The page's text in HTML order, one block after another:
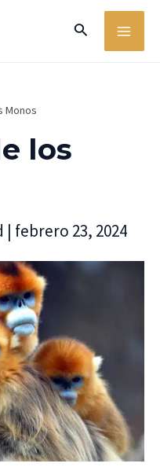
Buscar
Monos
los
| febrero 23, 2024